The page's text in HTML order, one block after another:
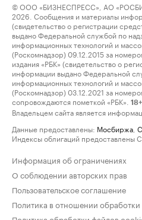
© ООО «БИЗНЕСПРЕСС», АО
2026. Сообщения и материалы
(свидетельство о регистрации
выдано Федеральной службой по
информационных технологий и
(Роскомнадзор) 09.12.2015 за
издания «РБК» (свидетельство о
информации выдано Федеральной
информационных технологий и
(Роскомнадзор) 03.12.2021 за
сопровождаются пометкой «РБК».
18+
Владельцем сайта является
Данные предоставлены: Мосбиржа
Индексы облигаций предоставлены
Информация об ограничениях
О соблюдении авторских прав
Пользовательское соглашение
Политика в отношении